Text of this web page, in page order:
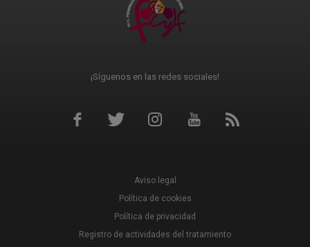
¡Síguenos en las redes sociales!
Aviso legal
Política de cookies
Política de privacidad
Registro de actividades del tratamiento